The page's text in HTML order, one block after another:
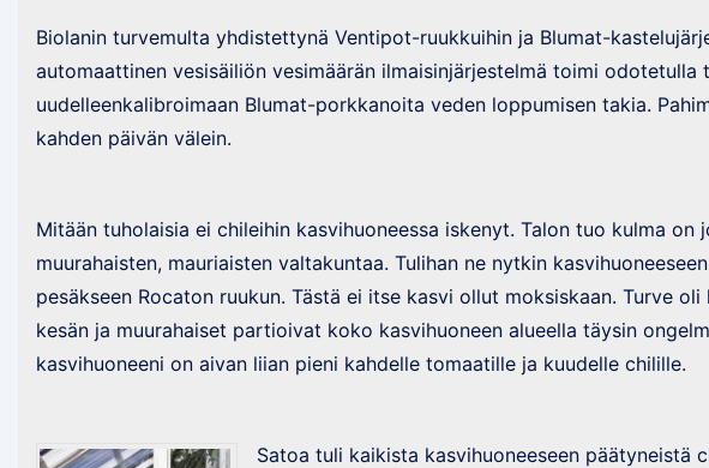
Biolanin turvemulta yhdistettynä Ventipot-ruukkuihin ja Blumat-
automaattinen vesisäiliön vesimäärän ilmaisinjärjestelmä toimi
uudelleenkalibroimaan Blumat-porkkanoita veden loppumisen takia.
kahden päivän välein.
Mitään tuholaisia ei chileihin kasvihuoneessa iskenyt. Talon tuo kulma
muurahaisten, mauriaisten valtakuntaa. Tulihan ne nytkin
pesäkseen Rocaton ruukun. Tästä ei itse kasvi ollut moksiskaan. Turve
kesän ja muurahaiset partioivat koko kasvihuoneen alueella täysin
kasvihuoneeni on aivan liian pieni kahdelle tomaatille ja kuudelle chilille.
Satoa tuli kaikista kasvihuoneeseen päätyneistä